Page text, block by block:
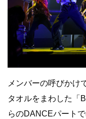
メンバーの呼びかけ
タオルをまわした「
らのDANCEパート